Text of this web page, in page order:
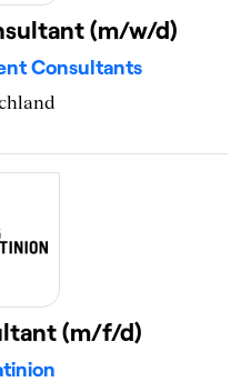
(m/w/d)
Consultants
(m/f/d)